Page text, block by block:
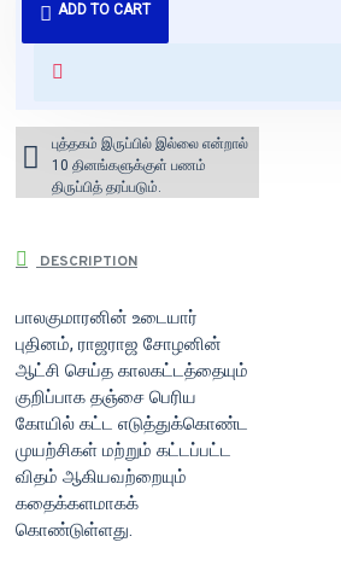
ADD TO CART
வைக்கப்படும்.
for orders above ₹1000 within
புத்தகம் இருப்பில் இல்லை என்றால்
10 தினங்களுக்குள் பணம்
திருப்பித் தரப்படும்.
DESCRIPTION
பாலகுமாரனின் உடையார்
புதினம், ராஜராஜ சோழனின்
ஆட்சி செய்த காலகட்டத்தையும்
குறிப்பாக தஞ்சை பெரிய
கோயில் கட்ட எடுத்துக்கொண்ட
முயற்சிகள் மற்றும் கட்டப்பட்ட
விதம் ஆகியவற்றையும்
கதைக்களமாகக்
கொண்டுள்ளது.